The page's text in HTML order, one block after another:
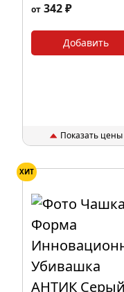
от 342 ₽
Добавить
Показать цены
ХИТ